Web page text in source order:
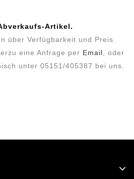
Artikel.
über Verfügbarkeit und Preis.
eine Anfrage per Email , oder
unter 05151/405387 bei uns.